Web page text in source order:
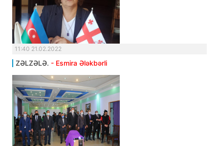
11:40 21.02.2022
ZƏLZƏLƏ. - Esmira Ələkbərli